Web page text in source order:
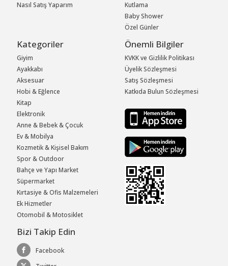
Nasıl Satış Yaparım
Kutlama
Baby Shower
Özel Günler
Kategoriler
Giyim
Ayakkabı
Aksesuar
Hobi & Eğlence
Kitap
Elektronik
Anne & Bebek & Çocuk
Ev & Mobilya
Kozmetik & Kişisel Bakım
Spor & Outdoor
Bahçe ve Yapı Market
Süpermarket
Kırtasiye & Ofis Malzemeleri
Ek Hizmetler
Otomobil & Motosiklet
Önemli Bilgiler
KVKK ve Gizlilik Politikası
Üyelik Sözleşmesi
Satış Sözleşmesi
Katkıda Bulun Sözleşmesi
Bizi Takip Edin
Facebook